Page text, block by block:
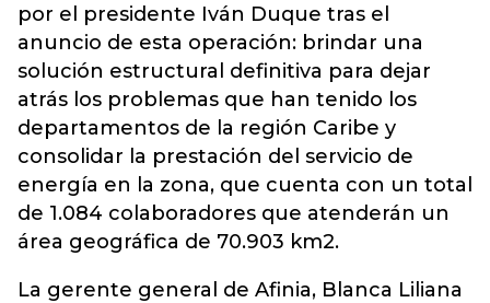
por el presidente Iván Duque tras el
anuncio de esta operación: brindar una
solución estructural definitiva para dejar
atrás los problemas que han tenido los
departamentos de la región Caribe y
consolidar la prestación del servicio de
energía en la zona, que cuenta con un total
de 1.084 colaboradores que atenderán un
área geográfica de 70.903 km2.
La gerente general de Afinia, Blanca Liliana